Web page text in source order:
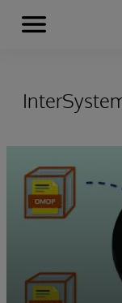
Skip to content
Secciones